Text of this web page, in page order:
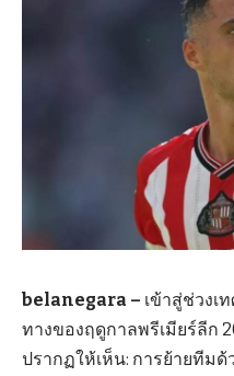
belanegara – เข้าสู่ช่วงเ
ทางของฤดูกาลพรีเมียร์ลีก
ปรากฏให้เห็น: การย้ายทีม